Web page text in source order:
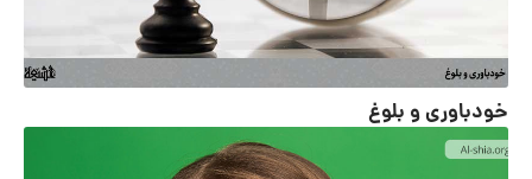
خودباوری و بلوغ